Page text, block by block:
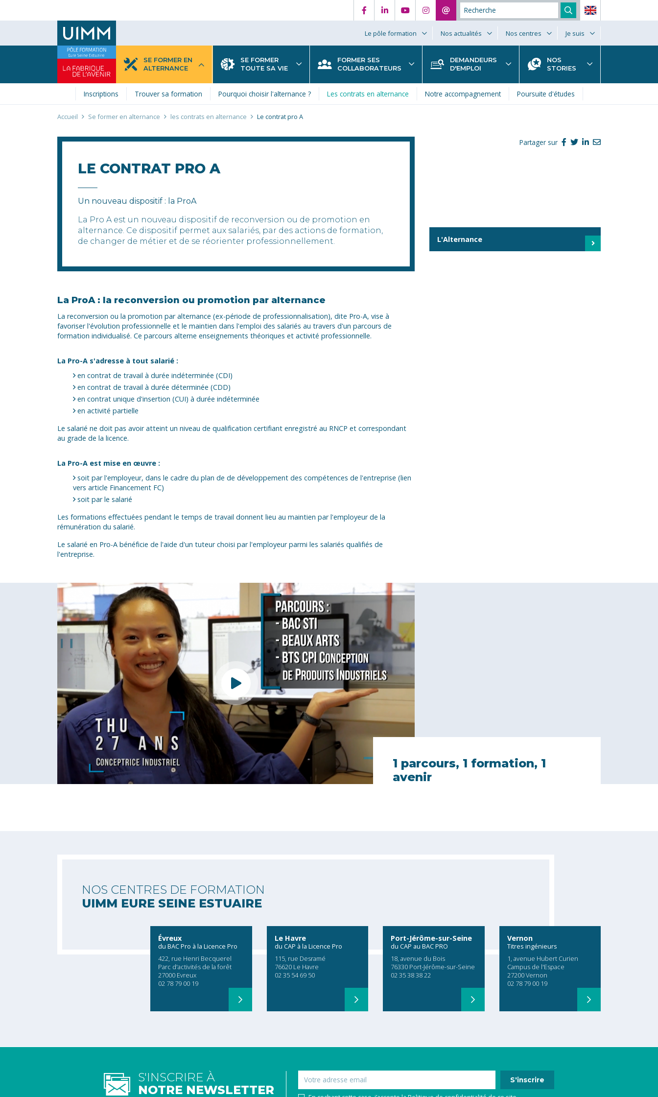
Le pôle formation Nos actualités Nos centres Je suis
SE FORMER EN
ALTERNANCE
Inscriptions Trouver sa formation Pourquoi choisir l'alternance ? Les contrats en alternance Notre accompagnement Poursuite d'études
SE FORMER
TOUTE SA VIE
FORMER SES
COLLABORATEURS
DEMANDEURS
D'EMPLOI
NOS
STORIES
Fil
d'Ariane
Accueil Se former en alternance les contrats en alternance Le contrat pro A
LE CONTRAT PRO A
Un nouveau dispositif : la ProA
La Pro A est un nouveau dispositif de reconversion ou de promotion en
alternance. Ce dispositif permet aux salariés, par des actions de formation,
de changer de métier et de se réorienter professionnellement.
Partager sur
L'Alternance
La ProA : la reconversion ou promotion par alternance
La reconversion ou la promotion par alternance (ex-période de professionnalisation), dite Pro-A, vise à
favoriser l'évolution professionnelle et le maintien dans l'emploi des salariés au travers d'un parcours de
formation individualisé. Ce parcours alterne enseignements théoriques et activité professionnelle.
La Pro-A s'adresse à tout salarié :
en contrat de travail à durée indéterminée (CDI)
en contrat de travail à durée déterminée (CDD)
en contrat unique d'insertion (CUI) à durée indéterminée
en activité partielle
Le salarié ne doit pas avoir atteint un niveau de qualification certifiant enregistré au RNCP et correspondant
au grade de la licence.
La Pro-A est mise en œuvre :
soit par l'employeur, dans le cadre du plan de de développement des compétences de l'entreprise (lien
vers article Financement FC)
soit par le salarié
Les formations effectuées pendant le temps de travail donnent lieu au maintien par l'employeur de la
rémunération du salarié.
Le salarié en Pro-A bénéficie de l'aide d'un tuteur choisi par l'employeur parmi les salariés qualifiés de
l'entreprise.
1 parcours, 1 formation, 1
avenir
NOS CENTRES DE FORMATION
UIMM EURE SEINE ESTUAIRE
Évreux
du BAC Pro à la Licence Pro
422, rue Henri Becquerel
Parc d'activités de la forêt
27000 Evreux
02 78 79 00 19
Le Havre
du CAP à la Licence Pro
115, rue Desramé
76620 Le Havre
02 35 54 69 50
Port-Jérôme-sur-Seine
du CAP au BAC PRO
18, avenue du Bois
76330 Port-Jérôme-sur-Seine
02 35 38 38 22
Vernon
Titres ingénieurs
1, avenue Hubert Curien
Campus de l'Espace
27200 Vernon
02 78 79 00 19
S'INSCRIRE À
NOTRE NEWSLETTER
Email